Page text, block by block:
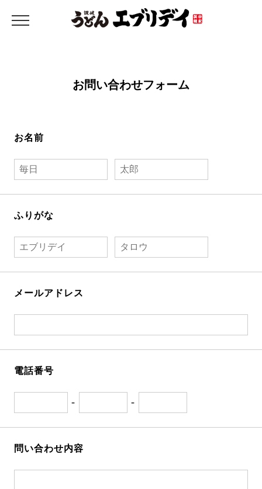
お問い合わせフォーム
お名前
ふりがな
メールアドレス
電話番号
- -
問い合わせ内容